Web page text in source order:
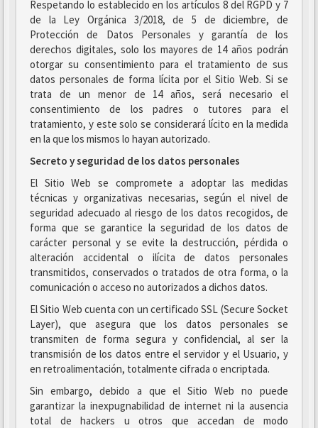
Respetando lo establecido en los artículos 8 del RGPD y 7
de la Ley Orgánica 3/2018, de 5 de diciembre, de
Protección de Datos Personales y garantía de los
derechos digitales, solo los mayores de 14 años podrán
otorgar su consentimiento para el tratamiento de sus
datos personales de forma lícita por el Sitio Web. Si se
trata de un menor de 14 años, será necesario el
consentimiento de los padres o tutores para el
tratamiento, y este solo se considerará lícito en la medida
en la que los mismos lo hayan autorizado.
Secreto y seguridad de los datos personales
El Sitio Web se compromete a adoptar las medidas
técnicas y organizativas necesarias, según el nivel de
seguridad adecuado al riesgo de los datos recogidos, de
forma que se garantice la seguridad de los datos de
carácter personal y se evite la destrucción, pérdida o
alteración accidental o ilícita de datos personales
transmitidos, conservados o tratados de otra forma, o la
comunicación o acceso no autorizados a dichos datos.
El Sitio Web cuenta con un certificado SSL (Secure Socket
Layer), que asegura que los datos personales se
transmiten de forma segura y confidencial, al ser la
transmisión de los datos entre el servidor y el Usuario, y
en retroalimentación, totalmente cifrada o encriptada.
Sin embargo, debido a que el Sitio Web no puede
garantizar la inexpugnabilidad de internet ni la ausencia
total de hackers u otros que accedan de modo